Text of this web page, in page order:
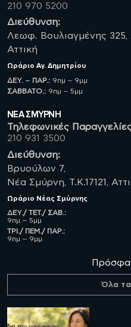
210 970 5200
Διεύθυνση:
Λεωφ. Βουλιαγμένης 325,
Αττική
Ωράριο Αγ. Δημητρίου
ΔΕΥ. – ΠΑΡ.: 9πμ – 9μμ
ΣΑΒBATO.: 9πμ – 5μμ
ΝΈΑ ΣΜΥΡΝΗ
Τηλεφωνικές
210 931 3500
Διεύθυνση:
Βρυούλων 7,
Νέα Σμύρνη, Τ.Κ.17121,
Ωράριο Νέας Σμύρνης
ΔΕΥ./ ΤΕΤ./ ΣΑΒ.:
9πμ – 5μμ
ΤΡΙ./ ΠΕΜ./ ΠΑΡ.:
9πμ – 9μμ
Όλα